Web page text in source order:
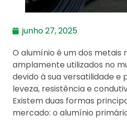
junho 27, 2025
O alumínio é um dos metais
amplamente utilizados no
devido à sua versatilidade e
leveza, resistência e
Existem duas formas
mercado: o alumínio